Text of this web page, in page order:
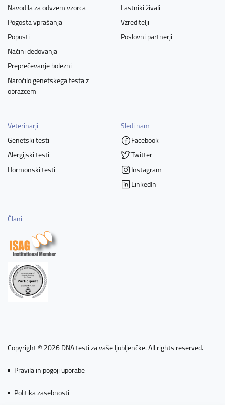
Navodila za odvzem vzorca
Pogosta vprašanja
Popusti
Načini dedovanja
Preprečevanje bolezni
Naročilo genetskega testa z
obrazcem
Lastniki živali
Vzreditelji
Poslovni partnerji
Veterinarji
Genetski testi
Alergijski testi
Hormonski testi
Sledi nam
Facebook
Twitter
Instagram
LinkedIn
Člani
Copyright © 2026 DNA testi za vaše ljubljenčke. All rights reserved.
Pravila in pogoji uporabe
Politika zasebnosti